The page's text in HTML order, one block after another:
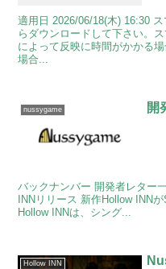
適用日 2026/06/18(木) 16:30
らダウンロードして下さい。
によって反映に時間がかかる
場合...
nussygame 開
バックナンバー 開発者レター
INNリリース 新作Hollow INN
Hollow INNは、シング...
Hollow INN